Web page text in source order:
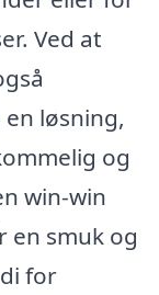
Ved at
løsning,
og
win-win
en smuk og
for